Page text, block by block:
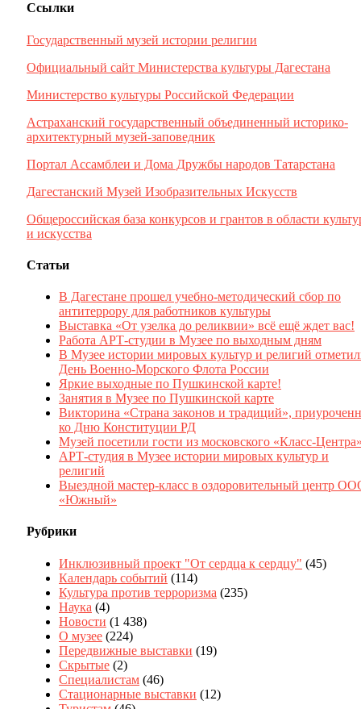
Ссылки
Государственный музей истории религии
Официальный сайт Министерства культуры Дагестана
Министерство культуры Российской Федерации
Астраханский государственный объединенный историко-
архитектурный музей-заповедник
Портал Ассамблеи и Дома Дружбы народов Татарстана
Дагестанский Музей Изобразительных Искусств
Общероссийская база конкурсов и грантов в области
и искусства
Статьи
В Дагестане прошел учебно-методический сбор по
антитеррору для работников культуры
Выставка «От узелка до реликвии» всё ещё ждет вас!
Работа АРТ-студии в Музее по выходным дням
В Музее истории мировых культур и религий
День Военно-Морского Флота России
Яркие выходные по Пушкинской карте!
Занятия в Музее по Пушкинской карте
Викторина «Страна законов и традиций»,
ко Дню Конституции РД
Музей посетили гости из московского «Класс-
АРТ-студия в Музее истории мировых культур и
религий
Выездной мастер-класс в оздоровительный центр
«Южный»
Рубрики
Инклюзивный проект "От сердца к сердцу" (45)
Календарь событий (114)
Культура против терроризма (235)
Наука (4)
Новости (1 438)
О музее (224)
Передвижные выставки (19)
Скрытые (2)
Специалистам (46)
Стационарные выставки (12)